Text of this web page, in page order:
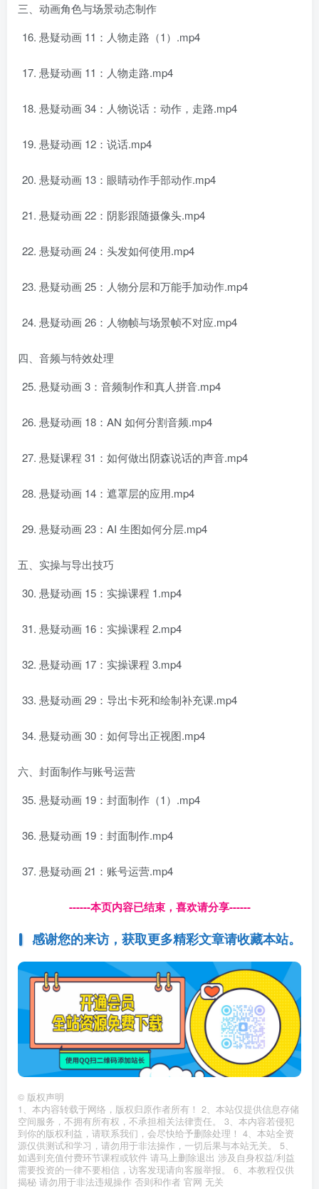
三、动画角色与场景动态制作
悬疑动画 11：人物走路（1）.mp4
悬疑动画 11：人物走路.mp4
悬疑动画 34：人物说话：动作，走路.mp4
悬疑动画 12：说话.mp4
悬疑动画 13：眼睛动作手部动作.mp4
悬疑动画 22：阴影跟随摄像头.mp4
悬疑动画 24：头发如何使用.mp4
悬疑动画 25：人物分层和万能手加动作.mp4
悬疑动画 26：人物帧与场景帧不对应.mp4
四、音频与特效处理
悬疑动画 3：音频制作和真人拼音.mp4
悬疑动画 18：AN 如何分割音频.mp4
悬疑课程 31：如何做出阴森说话的声音.mp4
悬疑动画 14：遮罩层的应用.mp4
悬疑动画 23：AI 生图如何分层.mp4
五、实操与导出技巧
悬疑动画 15：实操课程 1.mp4
悬疑动画 16：实操课程 2.mp4
悬疑动画 17：实操课程 3.mp4
悬疑动画 29：导出卡死和绘制补充课.mp4
悬疑动画 30：如何导出正视图.mp4
六、封面制作与账号运营
悬疑动画 19：封面制作（1）.mp4
悬疑动画 19：封面制作.mp4
悬疑动画 21：账号运营.mp4
------本页内容已结束，喜欢请分享------
感谢您的来访，获取更多精彩文章请收藏本站。
© 版权声明
1、本内容转载于网络，版权归原作者所有！ 2、本站仅提供信息存储
空间服务，不拥有所有权，不承担相关法律责任。 3、本内容若侵犯
到你的版权利益，请联系我们，会尽快给予删除处理！ 4、本站全资
源仅供测试和学习，请勿用于非法操作，一切后果与本站无关。 5、
如遇到充值付费环节课程或软件 请马上删除退出 涉及自身权益/利益
需要投资的一律不要相信，访客发现请向客服举报。 6、本教程仅供
揭秘 请勿用于非法违规操作 否则和作者 官网 无关